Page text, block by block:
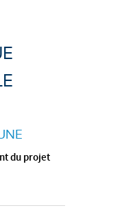
du projet